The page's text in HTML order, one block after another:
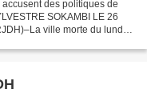
des politiques de
SOKAMBI LE 26
ville morte du lundi